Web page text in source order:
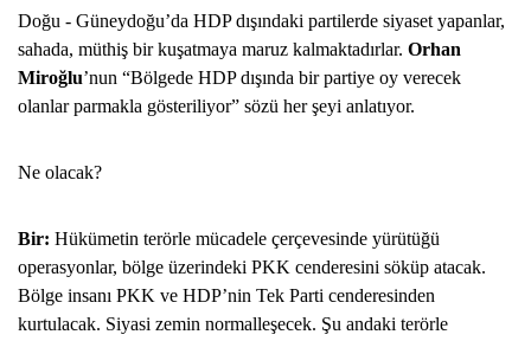
Doğu - Güneydoğu’da HDP dışındaki partilerde siyaset yapanlar,
sahada, müthiş bir kuşatmaya maruz kalmaktadırlar. Orhan
Miroğlu’nun “Bölgede HDP dışında bir partiye oy verecek
olanlar parmakla gösteriliyor” sözü her şeyi anlatıyor.
Ne olacak?
Bir: Hükümetin terörle mücadele çerçevesinde yürütüğü
operasyonlar, bölge üzerindeki PKK cenderesini söküp atacak.
Bölge insanı PKK ve HDP’nin Tek Parti cenderesinden
kurtulacak. Siyasi zemin normalleşecek. Şu andaki terörle